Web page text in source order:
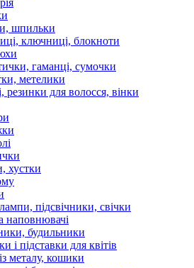
шпильки
ключниці, блокноти
гаманці, сумочки
метелики
резинки для волосся, вінки
хустки
підсвічники, свічки
наповнювачі
будильники
і підставки для квітів
металу, кошики